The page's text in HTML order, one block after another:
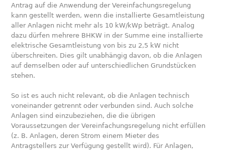
Antrag auf die Anwendung der Vereinfachungsregelung
kann gestellt werden, wenn die installierte Gesamtleistung
aller Anlagen nicht mehr als 10 kW/kWp beträgt. Analog
dazu dürfen mehrere BHKW in der Summe eine installierte
elektrische Gesamtleistung von bis zu 2,5 kW nicht
überschreiten. Dies gilt unabhängig davon, ob die Anlagen
auf demselben oder auf unterschiedlichen Grundstücken
stehen.
So ist es auch nicht relevant, ob die Anlagen technisch
voneinander getrennt oder verbunden sind. Auch solche
Anlagen sind einzubeziehen, die die übrigen
Voraussetzungen der Vereinfachungsregelung nicht erfüllen
(z. B. Anlagen, deren Strom einem Mieter des
Antragstellers zur Verfügung gestellt wird). Für Anlagen,